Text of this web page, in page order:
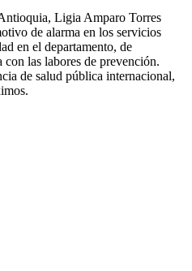
Ligia Amparo Torres
de alarma en los servicios
en el departamento, de
las labores de prevención.
de salud pública internacional,